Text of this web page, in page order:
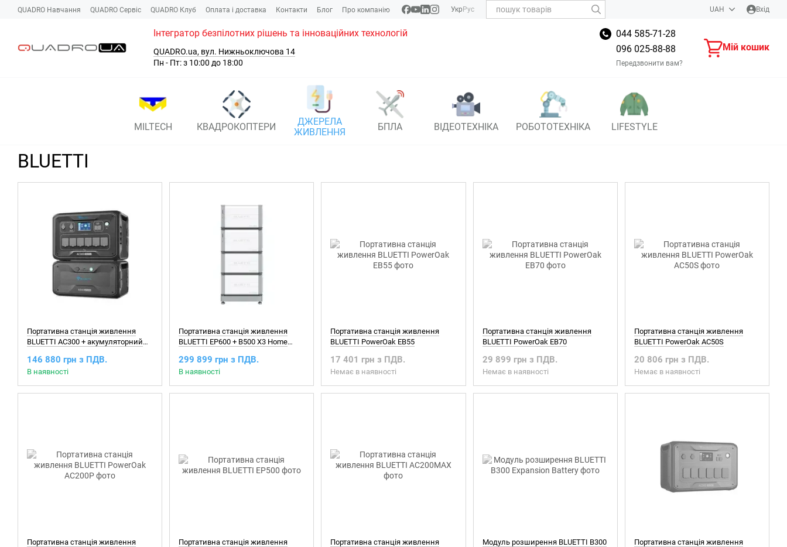
Перейти до основного контенту
QUADRO Навчання QUADRO Сервіc QUADRO Клуб Оплата і доставка Контакти Блог Про компанію Укр Рус UAH Вхід
Інтегратор безпілотних рішень та інноваційних технологій
QUADRO.ua, вул. Нижньоключова 14
Пн - Пт: з 10:00 до 18:00
044 585-71-28
096 025-88-88
Передзвонити вам?
Мій кошик
MILTECH КВАДРОКОПТЕРИ
ДЖЕРЕЛА
ЖИВЛЕННЯ
БПЛА ВІДЕОТЕХНІКА РОБОТОТЕХНІКА LIFESTYLE
BLUETTI
Портативна станція живлення
BLUETTI AC300 + акумуляторний
146 880 грн з ПДВ.
В наявності
Портативна станція живлення
BLUETTI EP600 + B500 Х3 Home
299 899 грн з ПДВ.
В наявності
Портативна станція живлення
BLUETTI PowerOak EB55
17 401 грн з ПДВ.
Немає в наявності
Портативна станція живлення
BLUETTI PowerOak EB70
29 899 грн з ПДВ.
Немає в наявності
Портативна станція живлення
BLUETTI PowerOak AC50S
20 806 грн з ПДВ.
Немає в наявності
Портативна станція живлення
Портативна станція живлення
Портативна станція живлення
Модуль розширення BLUETTI B300
Портативна станція живлення